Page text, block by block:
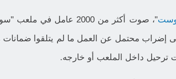
إضراب محتمل عن العمل ما لم يتلقوا ضمانات
ترحيل داخل الملعب أو خارجه.